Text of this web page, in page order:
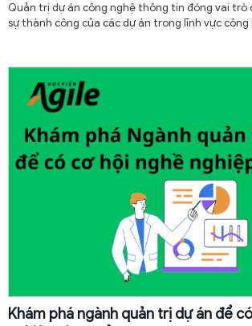
Quản trị dự án công nghệ thông tin đóng vai trò
sự thành công của các dự án trong lĩnh vực công
Khám phá ngành quản trị dự án để